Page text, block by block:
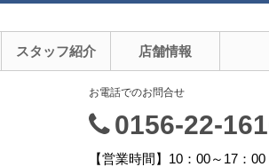
スタッフ紹介 店舗情報
お電話でのお問合せ
0156-22-
【営業時間】10：00～17：